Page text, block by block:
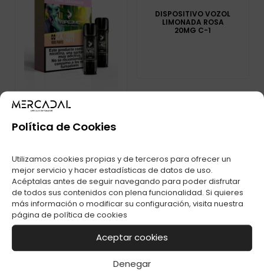
Política de Cookies
Utilizamos cookies propias y de terceros para ofrecer un
mejor servicio y hacer estadísticas de datos de uso.
Acéptalas antes de seguir navegando para poder disfrutar
de todos sus contenidos con plena funcionalidad. Si quieres
más información o modificar su configuración, visita nuestra
página de política de cookies
Aceptar cookies
Denegar
LEMONADE
DISPOSITIVO VOZOL
LIMONADA ROSA
20MG C-1